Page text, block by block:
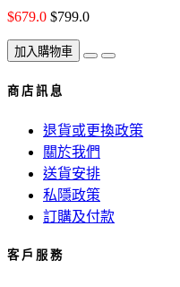
$679.0 $799.0
加入購物車
商 店 訊 息
退貨或更換政策
關於我們
送貨安排
私隱政策
訂購及付款
客 戶 服 務